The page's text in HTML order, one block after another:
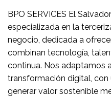
BPO SERVICES El
especializada en la
negocio, dedicada a
combinan tecnología,
continua. Nos adaptamos
transformación digital,
generar valor sostenible